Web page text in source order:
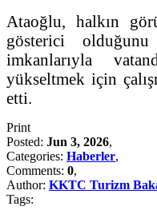
Ataoğlu, halkın
gösterici
imkanlarıyla
yükseltmek için
etti.
Print
Posted: Jun 3, 2026,
Categories: Haberler,
Comments: 0,
Author: KKTC Turizm
Tags: